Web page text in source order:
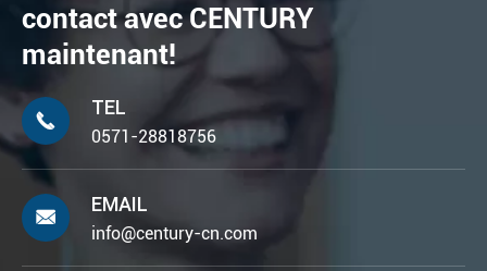
contact avec CENTURY
maintenant!

TEL
0571-28818756

EMAIL
info@century-cn.com